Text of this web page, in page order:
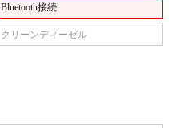
Bluetooth接続
クリーンディーゼル